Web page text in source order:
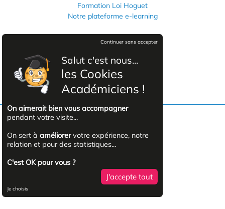
Formation Loi Hoguet
Notre plateforme e-learning
Informations légales
Politique de confidentialité
CGVU
Facebook
Linkedin
Salut c'est nous...
les Cookies
Académiciens !
On aimerait bien vous accompagner
pendant votre visite...
On sert àaméliorervotre expérience, notre
relation et pour des statistiques...
C'est OK pour vous ?
J'accepte tout
Continuer sans accepter
Je choisis